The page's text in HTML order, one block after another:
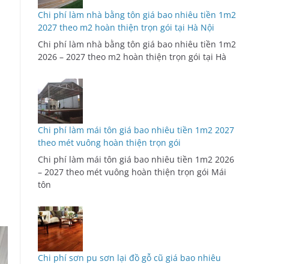
Chi phí làm nhà bằng tôn giá bao nhiêu tiền 1m2
2027 theo m2 hoàn thiện trọn gói tại Hà Nội
Chi phí làm nhà bằng tôn giá bao nhiêu tiền 1m2
2026 – 2027 theo m2 hoàn thiện trọn gói tại Hà
Chi phí làm mái tôn giá bao nhiêu tiền 1m2 2027
theo mét vuông hoàn thiện trọn gói
Chi phí làm mái tôn giá bao nhiêu tiền 1m2 2026
– 2027 theo mét vuông hoàn thiện trọn gói Mái
tôn
Chi phí sơn pu sơn lại đồ gỗ cũ giá bao nhiêu